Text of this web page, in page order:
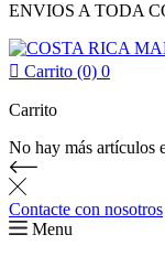
ENVIOS A TODA
 Carrito (0) 0
Carrito
No hay más artículos
Contacte con nosotros
Menu